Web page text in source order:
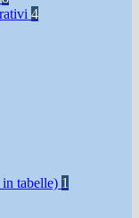
4
tabelle) 1